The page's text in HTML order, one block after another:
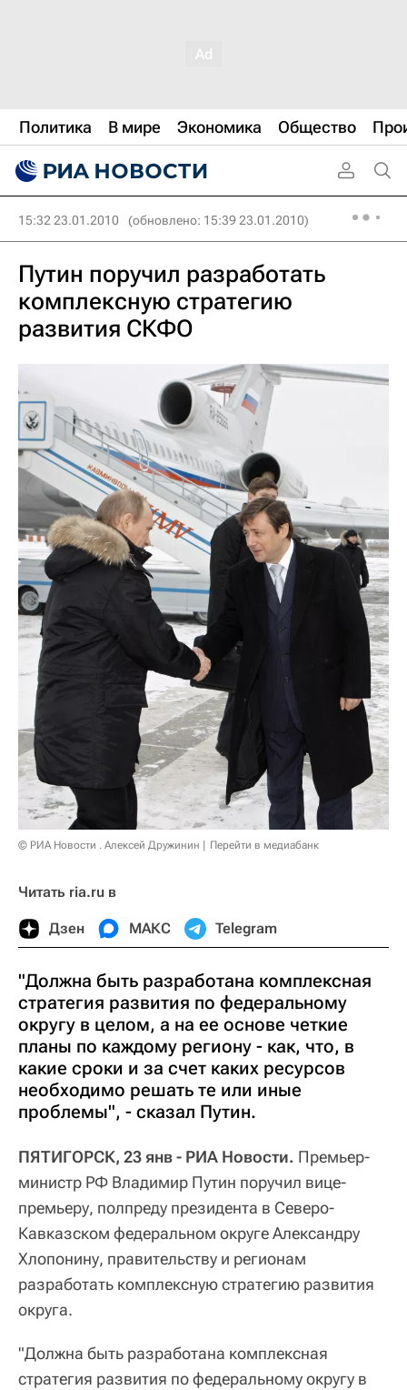
Политика В мире Экономика Общество
15:32 23.01.2010 (обновлено: 15:39 23.01.2010)
Путин поручил разработать
комплексную стратегию
развития СКФО
© РИА Новости . Алексей Дружинин Перейти в медиабанк
Читать ria.ru в
Дзен МАКС Telegram
"Должна быть разработана комплексная
стратегия развития по федеральному
округу в целом, а на ее основе четкие
планы по каждому региону - как, что, в
какие сроки и за счет каких ресурсов
необходимо решать те или иные
проблемы", - сказал Путин.
ПЯТИГОРСК, 23 янв - РИА Новости. Премьер-
министр РФ Владимир Путин поручил вице-
премьеру, полпреду президента в Северо-
Кавказском федеральном округе Александру
Хлопонину, правительству и регионам
разработать комплексную стратегию развития
округа.
"Должна быть разработана комплексная
стратегия развития по федеральному округу в